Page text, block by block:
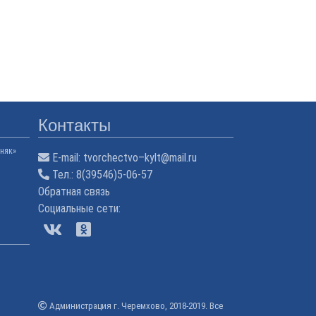
Контакты
E-mail: tvorchectvo–kylt@mail.ru
Тел.: 8(39546)5-06-57
Обратная связь
Cоциальные сети:
Администрация г. Черемхово, 2018-2019. Все